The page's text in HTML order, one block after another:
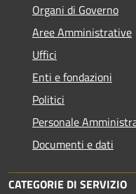
Organi di Governo
Aree Amministrative
Uffici
Enti e fondazioni
Politici
Personale
Documenti e dati
CATEGORIE DI SERVIZIO